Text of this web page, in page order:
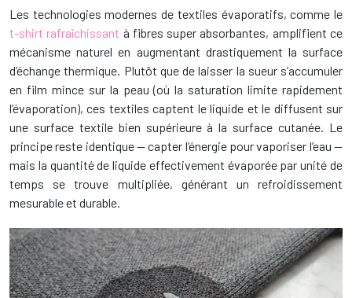
Les technologies modernes de textiles évaporatifs, comme le
t-shirt rafraîchissant à fibres super absorbantes, amplifient ce
mécanisme naturel en augmentant drastiquement la surface
d’échange thermique. Plutôt que de laisser la sueur s’accumuler
en film mince sur la peau (où la saturation limite rapidement
l’évaporation), ces textiles captent le liquide et le diffusent sur
une surface textile bien supérieure à la surface cutanée. Le
principe reste identique — capter l’énergie pour vaporiser l’eau —
mais la quantité de liquide effectivement évaporée par unité de
temps se trouve multipliée, générant un refroidissement
mesurable et durable.